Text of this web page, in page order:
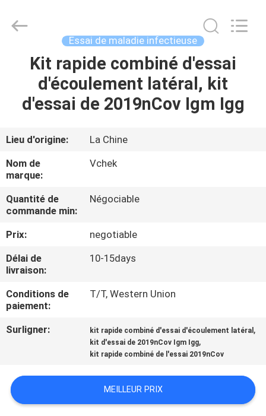
MAISON
PRODUITS
AU
SUJET
DE
NOUS
VISITE
D'USINE
CONTRÔLE
DE
QUALITÉ
CONTACTEZ-
NOUS
Guangzhou
Decheng
Essai de maladie infectieuse
Kit rapide combiné d'essai
d'écoulement latéral, kit
d'essai de 2019nCov Igm Igg
Lieu d'origine:
La Chine
Nom de
marque:
Vchek
Quantité de
commande min:
Négociable
Prix:
negotiable
Délai de
livraison:
10-15days
Conditions de
paiement:
T/T, Western Union
Surligner: kit rapide combiné d'essai d'écoulement latéral ,
kit d'essai de 2019nCov Igm Igg,
kit rapide combiné de l'essai 2019nCov
MEILLEUR PRIX